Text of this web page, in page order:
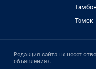
Тамбов
Томск
Редакция сайта не несет
объявлениях.